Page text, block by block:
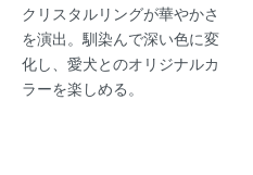
クリスタルリングが華やかさ
を演出。馴染んで深い色に変
化し、愛犬とのオリジナルカ
ラーを楽しめる。